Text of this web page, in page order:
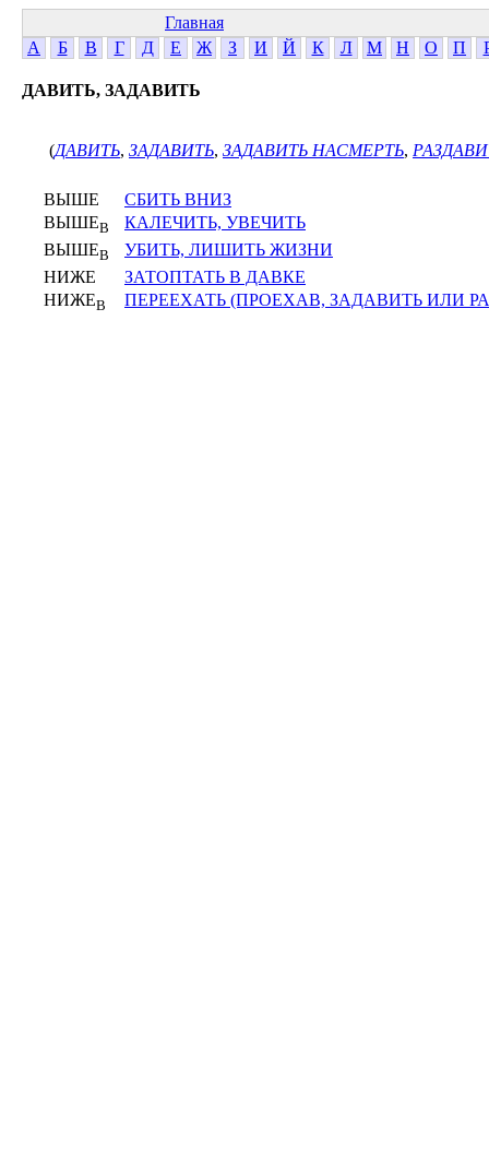
Главная
А
Б В Г Д Е Ж З И Й К Л М Н О П
ДАВИТЬ, ЗАДАВИТЬ
(ДАВИТЬ, ЗАДАВИТЬ, ЗАДАВИТЬ НАСМЕРТЬ,
ВЫШЕ
СБИТЬ ВНИЗ
ВЫШЕВ
КАЛЕЧИТЬ, УВЕЧИТЬ
ВЫШЕВ
УБИТЬ, ЛИШИТЬ ЖИЗНИ
НИЖЕ
ЗАТОПТАТЬ В ДАВКЕ
НИЖЕВ ПЕРЕЕХАТЬ (ПРОЕХАВ, ЗАДАВИТЬ ИЛИ